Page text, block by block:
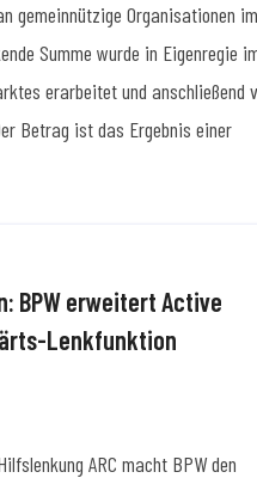
gemeinnützige Organisationen im
Summe wurde in Eigenregie
erarbeitet und anschließend
Betrag ist das Ergebnis einer
BPW erweitert Active
Lenkfunktion
ARC macht BPW den